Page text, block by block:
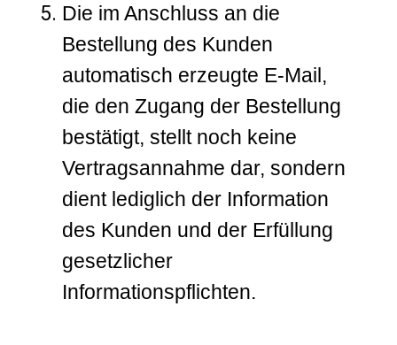
Die im Anschluss an die
Bestellung des Kunden
automatisch erzeugte E-Mail,
die den Zugang der Bestellung
bestätigt, stellt noch keine
Vertragsannahme dar, sondern
dient lediglich der Information
des Kunden und der Erfüllung
gesetzlicher
Informationspflichten.